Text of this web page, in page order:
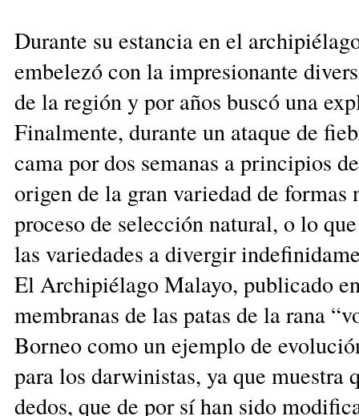
Durante su estancia en el
embelezó con la impresionante
de la región y por años buscó una
Finalmente, du­rante un ataque de
cama por dos semanas a principios
origen de la gran variedad de formas
proceso de selección natural, o lo
las variedades a divergir
El Archipié­lago Malayo, publicado
mem­branas de las patas de la rana
Borneo como un ejemplo de
para los darwinistas, ya que muestra
dedos, que de por sí han sido